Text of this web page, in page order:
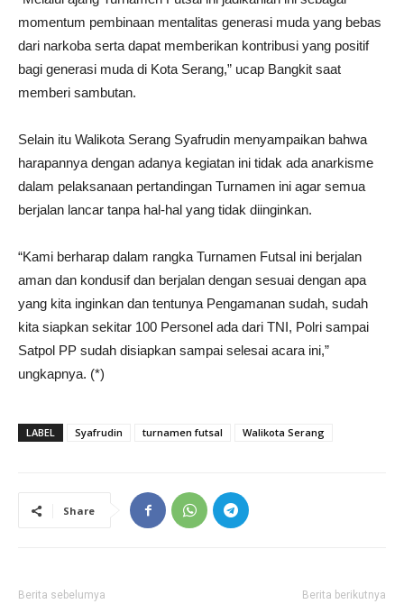
momentum pembinaan mentalitas generasi muda yang bebas
dari narkoba serta dapat memberikan kontribusi yang positif
bagi generasi muda di Kota Serang,” ucap Bangkit saat
memberi sambutan.
Selain itu Walikota Serang Syafrudin menyampaikan bahwa
harapannya dengan adanya kegiatan ini tidak ada anarkisme
dalam pelaksanaan pertandingan Turnamen ini agar semua
berjalan lancar tanpa hal-hal yang tidak diinginkan.
“Kami berharap dalam rangka Turnamen Futsal ini berjalan
aman dan kondusif dan berjalan dengan sesuai dengan apa
yang kita inginkan dan tentunya Pengamanan sudah, sudah
kita siapkan sekitar 100 Personel ada dari TNI, Polri sampai
Satpol PP sudah disiapkan sampai selesai acara ini,”
ungkapnya. (*)
LABEL Syafrudin turnamen futsal Walikota Serang
Share
Berita sebelumya Berita berikutnya